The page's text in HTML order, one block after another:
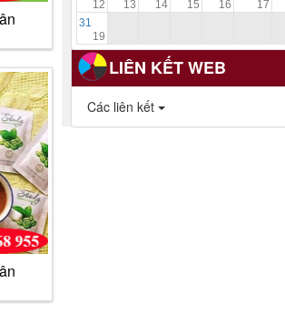
12
13
14
15
16
17
31
19
LIÊN KẾT WEB
Các liên kết